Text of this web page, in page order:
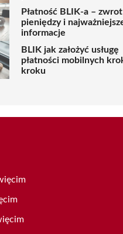
Płatność BLIK-a – zwrot
pieniędzy i
informacje
BLIK jak założyć usługę
płatności mobilnych
kroku